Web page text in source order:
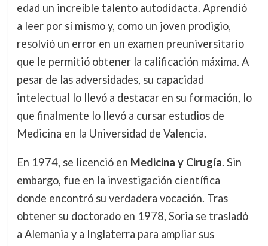
edad un increíble talento autodidacta. Aprendió
a leer por sí mismo y, como un joven prodigio,
resolvió un error en un examen preuniversitario
que le permitió obtener la calificación máxima. A
pesar de las adversidades, su capacidad
intelectual lo llevó a destacar en su formación, lo
que finalmente lo llevó a cursar estudios de
Medicina en la Universidad de Valencia.
En 1974, se licenció en Medicina y Cirugía. Sin
embargo, fue en la investigación científica
donde encontró su verdadera vocación. Tras
obtener su doctorado en 1978, Soria se trasladó
a Alemania y a Inglaterra para ampliar sus